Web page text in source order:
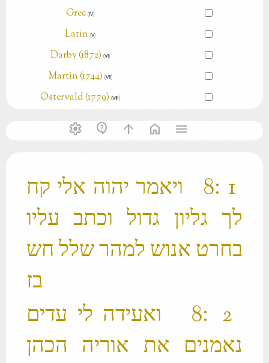
Grec (Ⅳ)
Latin (Ⅴ)
Darby (1872) (Ⅵ)
Martin (1744) (Ⅶ)
Ostervald (1779) (Ⅷ)
settings contact_support arrow_upward home menu
‫ 1 ׃8 ויאמר יהוה אלי קח
לך גליון גדול וכתב עליו
בחרט אנוש למהר שלל חש
‫ 2 ׃8 ואעידה לי עדים
נאמנים את אוריה הכהן